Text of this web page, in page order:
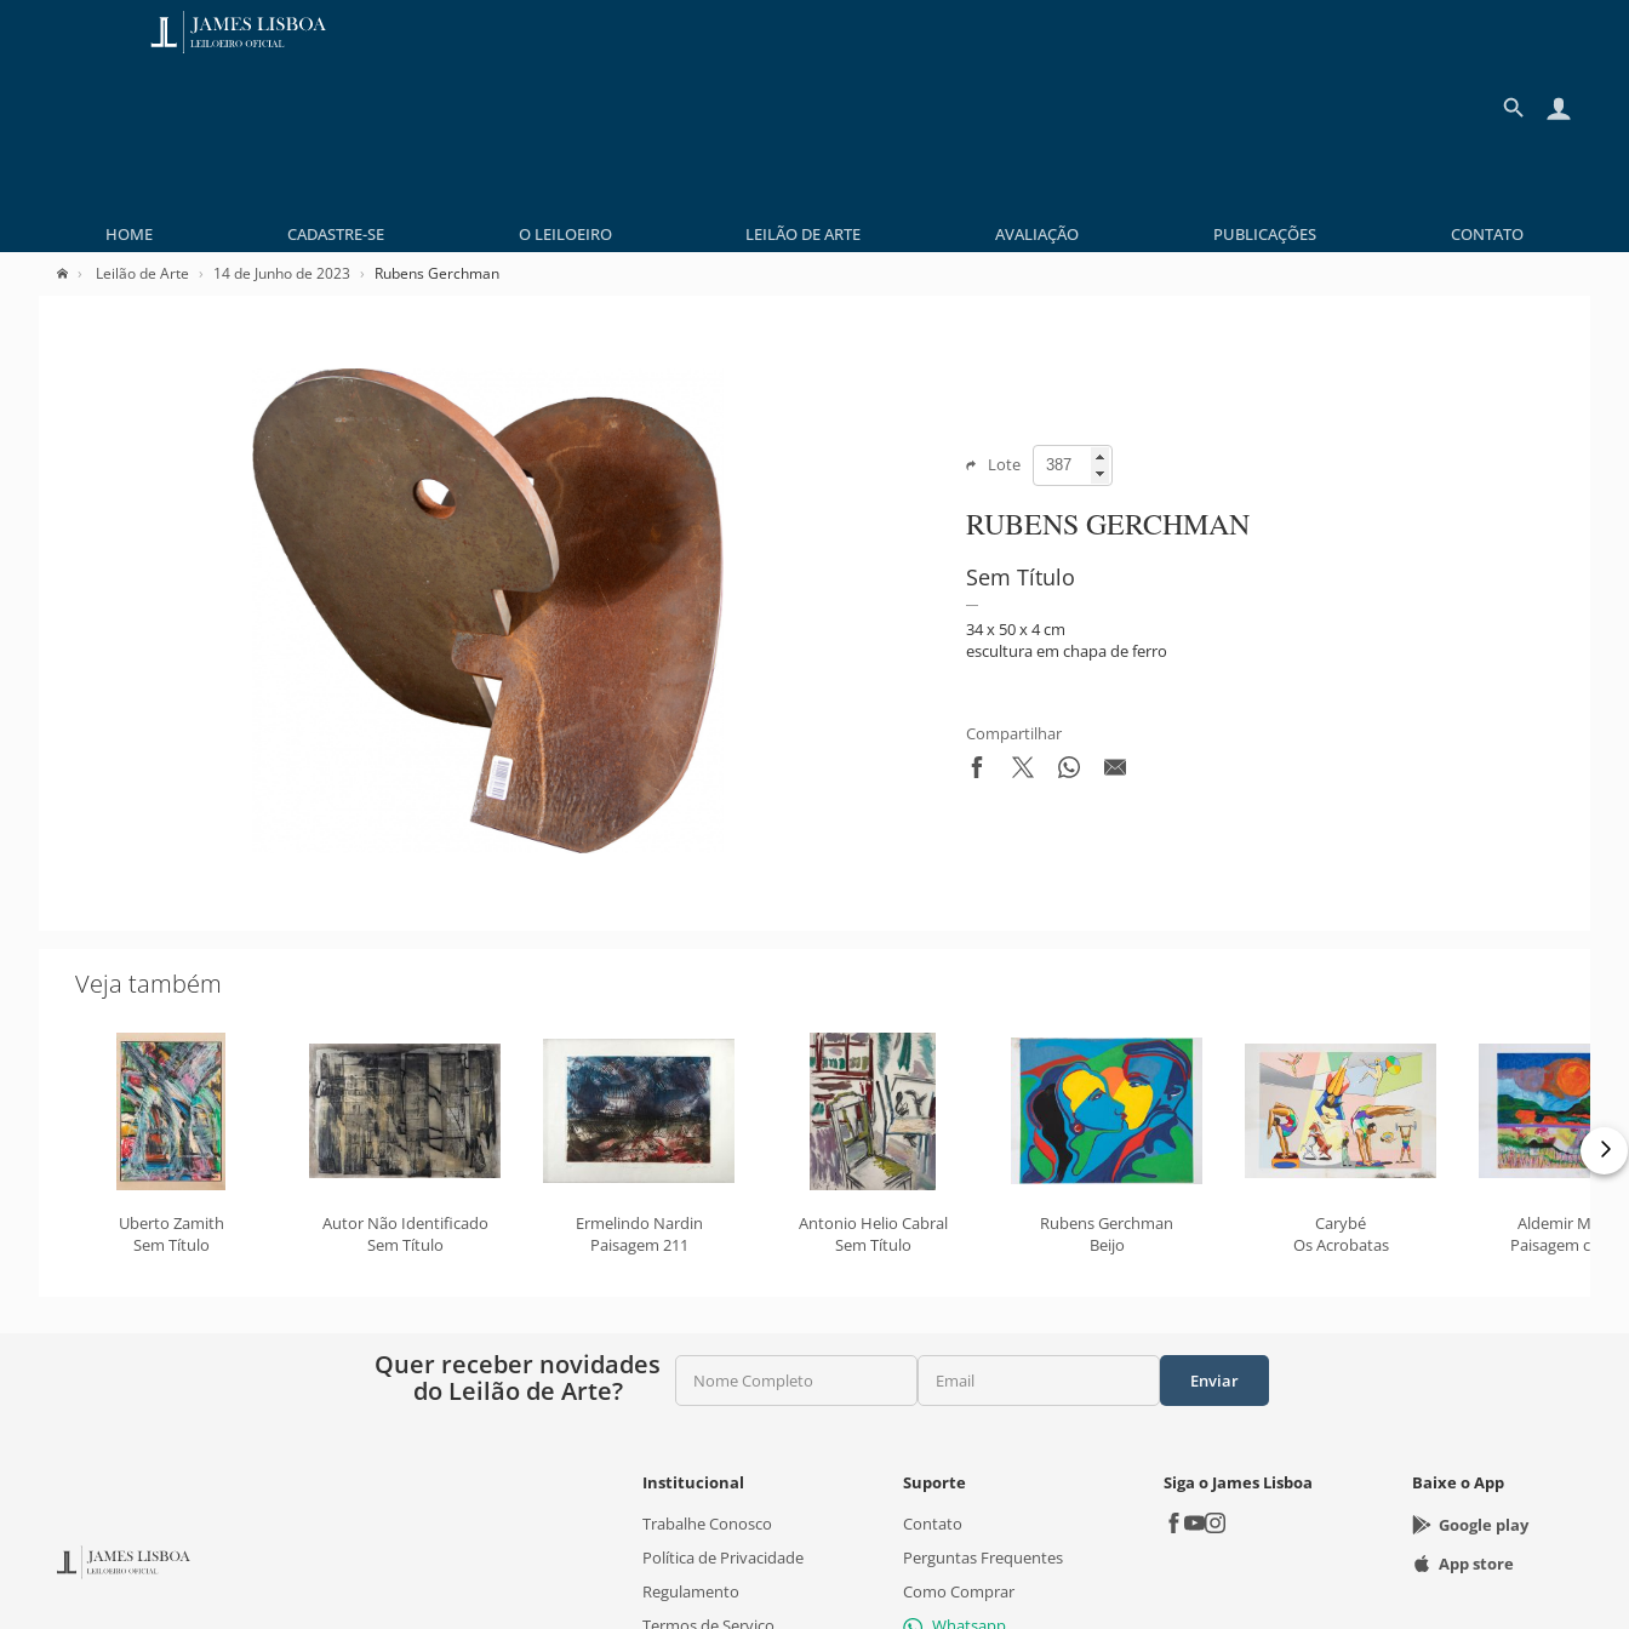
HOME CADASTRE-SE O LEILOEIRO LEILÃO DE ARTE AVALIAÇÃO PUBLICAÇÕES CONTATO
Leilão de Arte 14 de Junho de 2023 Rubens Gerchman
Lote
RUBENS GERCHMAN
Sem Título
34 x 50 x 4 cm
escultura em chapa de ferro
Compartilhar
Veja também
Uberto Zamith
Sem Título
Autor Não Identificado
Sem Título
Ermelindo Nardin
Paisagem 211
Antonio Helio Cabral
Sem Título
Rubens Gerchman
Beijo
Carybé
Os Acrobatas
Aldemir
Paisagem com
Quer receber novidades
do Leilão de Arte?
Nome Completo Email Enviar
Institucional
Trabalhe Conosco
Política de Privacidade
Regulamento
Suporte
Contato
Perguntas Frequentes
Como Comprar
Siga o James Lisboa
Baixe o App
Google play
App store